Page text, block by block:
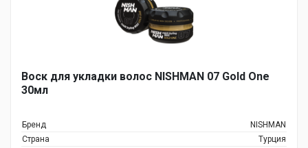
Воск для укладки волос NISHMAN 07 Gold One
30мл
Бренд
NISHMAN
Страна
Турция